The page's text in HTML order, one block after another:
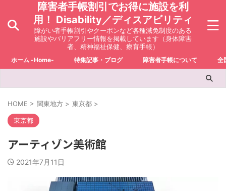
障害者手帳割引でお得に施設を利
用！ Disability／ディスアビリティ
障がい者手帳割引やクーポンなど各種減免制度のある
施設やバリアフリー情報を掲載しています（身体障害
者、精神福祉保健、療育手帳）
ホーム -Home- 特集記事・ブログ 障害者手帳について 全
HOME > 関東地方 > 東京都 >
東京都
アーティゾン美術館
2021年7月11日